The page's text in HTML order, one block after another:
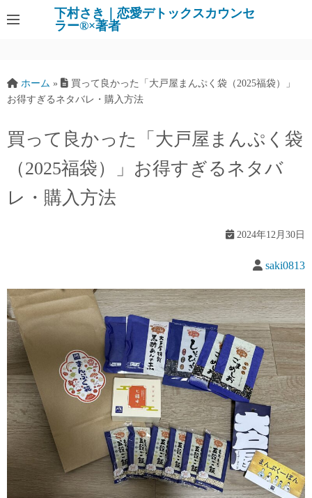
下村さき｜恋愛デトックスカウンセ
ラー®×著者
ホーム »
買って良かった「大戸屋まんぷく袋（2025福袋）」
お得すぎるネタバレ・購入方法
買って良かった「大戸屋まんぷく袋
（2025福袋）」お得すぎるネタバ
レ・購入方法
2024年12月30日
saki0813